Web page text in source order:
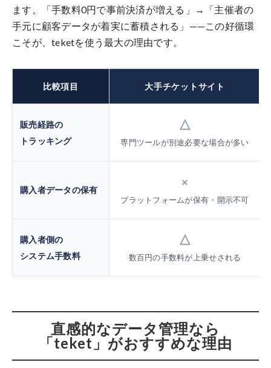
ます。「手数料0円で事前決済が増える」→「主催者の
手元に顧客データが着実に蓄積される」——この好循環
こそが、teketを使う最大の理由です。
比較項目 大手チケットサイト
販売経路の
トラッキング
△
専門ツールが別途必要な場合が多い
購入者データの保有 ×
プラットフォームが保有・開示不可
購入者側の
システム手数料
△
数百円の手数料が上乗せされる
直感的なデータ管理なら
「teket」がおすすめな理由